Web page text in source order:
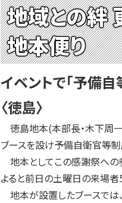
地域との絆
地本便り
イベントで「予備自
〈徳島〉
徳島地本(本部長・木下周
ブースを設け予備自衛官等
地本としてこの感謝祭への
よると前日の土曜日の来場
地本が設置したブースでは